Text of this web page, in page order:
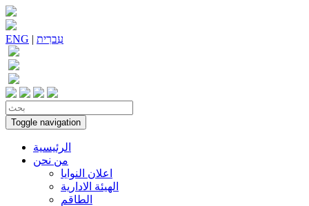
ENG | עִברִית
Toggle navigation
الرئيسية
من نحن
اعلان النوايا
الهيئة الادارية
الطاقم